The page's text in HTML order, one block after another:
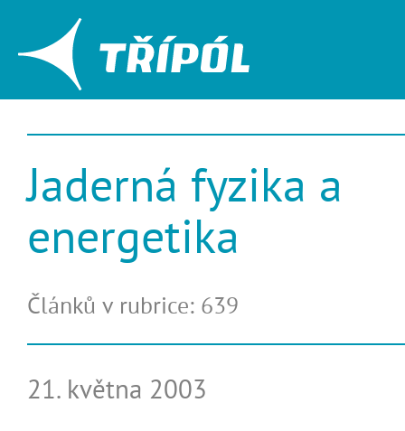
Jaderná fyzika a
energetika
Článků v rubrice: 639
21. května 2003